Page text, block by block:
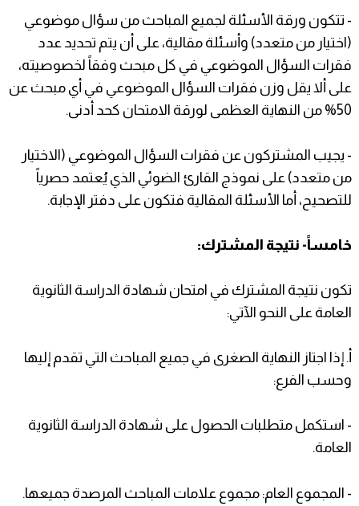
- تتكون ورقة الأسئلة لجميع المباحث من سؤال موضوعي
(اختيار من متعدد) وأسئلة مقالية، على أن يتم تحديد عدد
فقرات السؤال الموضوعي في كل مبحث وفقاً لخصوصيته،
على ألا يقل وزن فقرات السؤال الموضوعي في أي مبحث عن
50% من النهاية العظمى لورقة الامتحان كحد أدنى.
- يجيب المشتركون عن فقرات السؤال الموضوعي (الاختيار
من متعدد) على نموذج القارئ الضوئي الذي يُعتمد حصرياً
للتصحيح، أما الأسئلة المقالية فتكون على دفتر الإجابة.
خامساً- نتيجة المشترك:
تكون نتيجة المشترك في امتحان شهادة الدراسة الثانوية
العامة على النحو الآتي:
أ‌. إذا اجتاز النهاية الصغرى في جميع المباحث التي تقدم إليها
وحسب الفرع:
- استكمل متطلبات الحصول على شهادة الدراسة الثانوية
العامة.
- المجموع العام: مجموع علامات المباحث المرصدة جميعها.